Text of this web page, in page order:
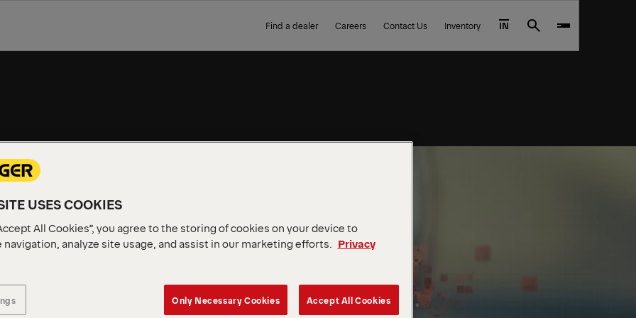
Find a dealer Careers Contact Us Inventory IN Search
USES COOKIES
All Cookies”, you agree to the storing of cookies on your device to
analyze site usage, and assist in our marketing efforts.
Privacy
Only Necessary Cookies Accept All Cookies